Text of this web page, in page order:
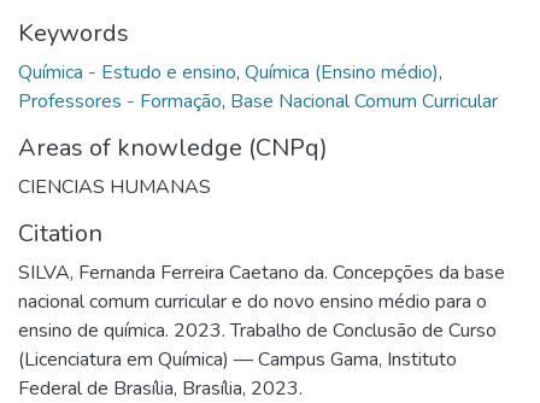
Keywords
Química - Estudo e ensino, Química (Ensino médio),
Professores - Formação, Base Nacional Comum Curricular
Areas of knowledge (CNPq)
CIENCIAS HUMANAS
Citation
SILVA, Fernanda Ferreira Caetano da. Concepções da base
nacional comum curricular e do novo ensino médio para o
ensino de química. 2023. Trabalho de Conclusão de Curso
(Licenciatura em Química) — Campus Gama, Instituto
Federal de Brasília, Brasília, 2023.